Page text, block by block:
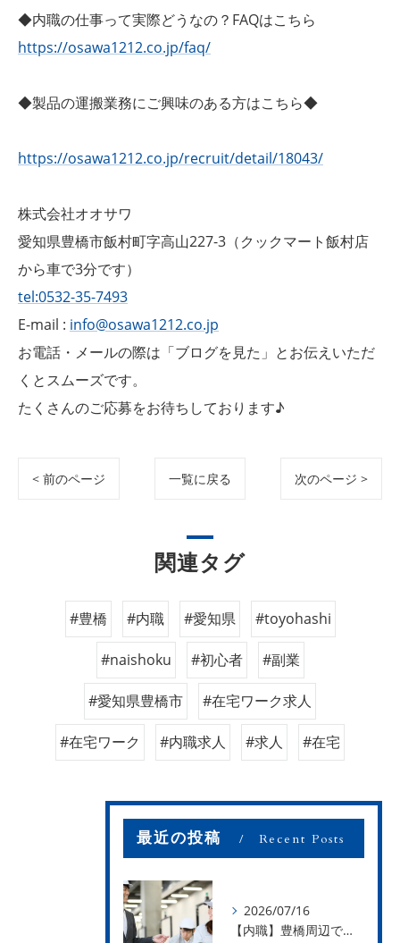
◆内職の仕事って実際どうなの？FAQはこちら
https://osawa1212.co.jp/faq/
◆製品の運搬業務にご興味のある方はこちら◆
https://osawa1212.co.jp/recruit/detail/18043/
株式会社オオサワ
愛知県豊橋市飯村町字高山227-3（クックマート飯村店
から車で3分です）
tel:0532-35-7493
E-mail : info@osawa1212.co.jp
お電話・メールの際は「ブログを見た」とお伝えいただ
くとスムーズです。
たくさんのご応募をお待ちしております♪
< 前のページ 一覧に戻る 次のページ >
関連タグ
#豊橋 #内職 #愛知県 #toyohashi
#naishoku #初心者 #副業
#愛知県豊橋市 #在宅ワーク求人
#在宅ワーク #内職求人 #求人 #在宅
最近の投稿 Recent Posts
2026/07/16
【内職】豊橋周辺で内職のお仕事を探している方募集中！【お仕事の内容】